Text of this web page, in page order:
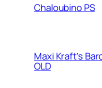
Chaloubino PS
Maxi Kraft’s
OLD